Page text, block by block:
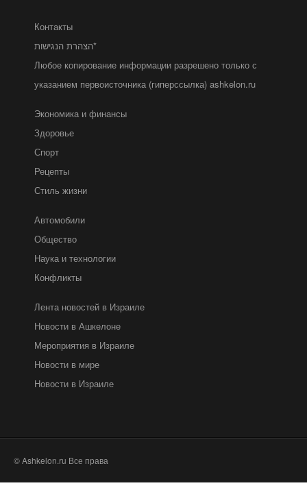
Контакты
הצהרת הנגישות*
Любое копирование информации разрешено только с
указанием первоисточника (гиперссылка) ashkelon.ru
Экономика и финансы
Здоровье
Спорт
Рецепты
Стиль жизни
Автомобили
Общество
Наука и технологии
Конфликты
Лента новостей в Израиле
Новости в Ашкелоне
Мероприятия в Израиле
Новости в мире
Новости в Израиле
© Ashkelon.ru Все права